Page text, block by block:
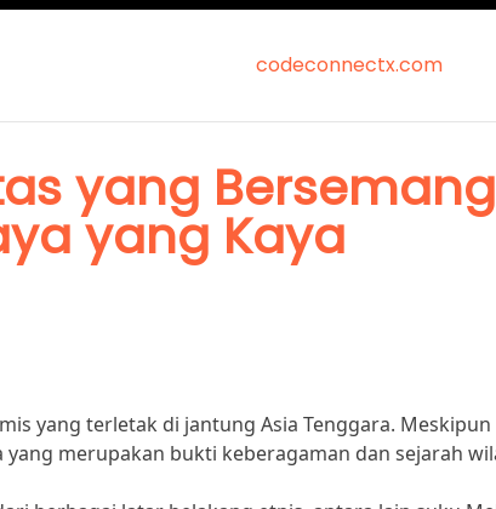
Judi Online
codeconnectx.com
yang
yang Kaya
yang terletak di jantung Asia Tenggara.
yang merupakan bukti keberagaman dan sejarah